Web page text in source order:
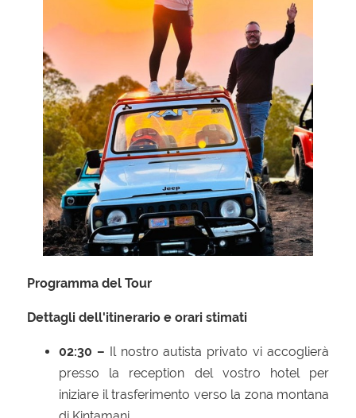
Programma del Tour
Dettagli dell'itinerario e orari stimati
02:30 –
Il nostro autista privato vi accoglierà
presso la reception del vostro hotel per
iniziare il trasferimento verso la zona montana